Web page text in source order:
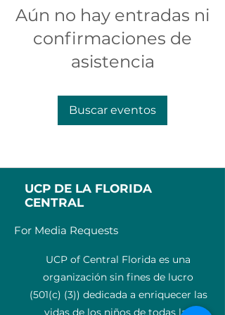
Aún no hay entradas ni
confirmaciones de
asistencia
Buscar eventos
UCP DE LA FLORIDA
CENTRAL
For Media Requests
UCP of Central Florida es una
organización sin fines de lucro
(501(c) (3)) dedicada a enriquecer las
vidas de los niños de todas las